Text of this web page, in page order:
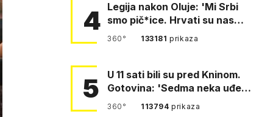
4 Legija nakon Oluje: 'Mi Srbi
smo pič*ice. Hrvati su nas
pomeli!'
360° 133181prikaza
5
U 11 sati bili su pred Kninom.
Gotovina: 'Sedma neka uđe,
4. gardijska neka g…
360° 113794prikaza